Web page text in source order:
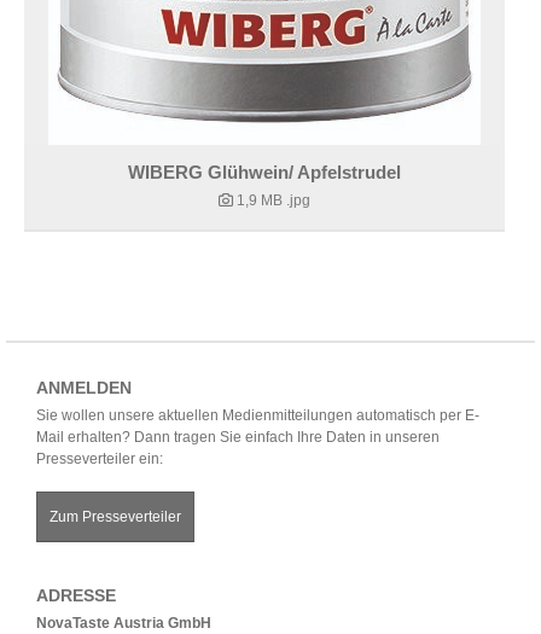
WIBERG Glühwein/ Apfelstrudel
1,9 MB .jpg
ANMELDEN
Sie wollen unsere aktuellen Medienmitteilungen automatisch per E-
Mail erhalten? Dann tragen Sie einfach Ihre Daten in unseren
Presseverteiler ein:
Zum Presseverteiler
ADRESSE
NovaTaste Austria GmbH